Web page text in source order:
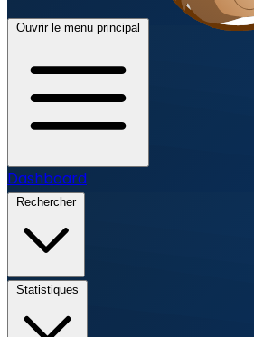
Ouvrir le menu principal
Dashboard
Rechercher
Statistiques